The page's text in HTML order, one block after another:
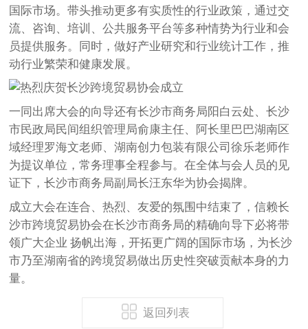
国际市场。带头推动更多有实质性的行业政策，通过交
流、咨询、培训、公共服务平台等多种情势为行业和会
员提供服务。同时，做好产业研究和行业统计工作，推
动行业繁荣和健康发展。
一同出席大会的向导还有长沙市商务局阳白云处、长沙
市民政局民间组织管理局俞康主任、阿长里巴巴湖南区
域经理罗海文老师、湖南创力包装有限公司徐乐老师作
为提议单位，常务理事全程参与。在全体与会人员的见
证下，长沙市商务局副局长汪东华为协会揭牌。
成立大会在连合、热烈、友爱的氛围中结束了，信赖长
沙市跨境贸易协会在长沙市商务局的精确向导下必将带
领广大企业 扬帆出海，开拓更广阔的国际市场，为长沙
市乃至湖南省的跨境贸易做出历史性突破贡献本身的力
量。
返回列表